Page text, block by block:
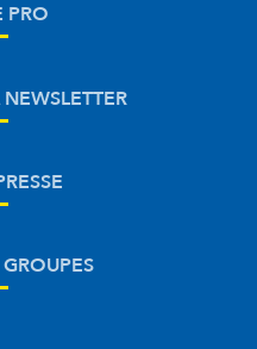
PRO
NEWSLETTER